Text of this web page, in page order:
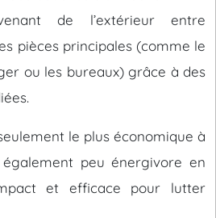
de l’extérieur entre
pièces principales (comme le
ou les bureaux) grâce à des
le plus économique à
peu énergivore en
et efficace pour lutter